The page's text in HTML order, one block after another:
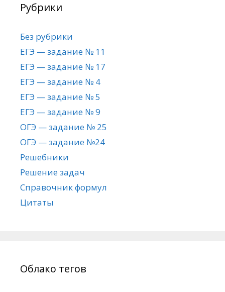
Рубрики
Без рубрики
ЕГЭ — задание № 11
ЕГЭ — задание № 17
ЕГЭ — задание № 4
ЕГЭ — задание № 5
ЕГЭ — задание № 9
ОГЭ — задание № 25
ОГЭ — задание №24
Решебники
Решение задач
Справочник формул
Цитаты
Облако тегов